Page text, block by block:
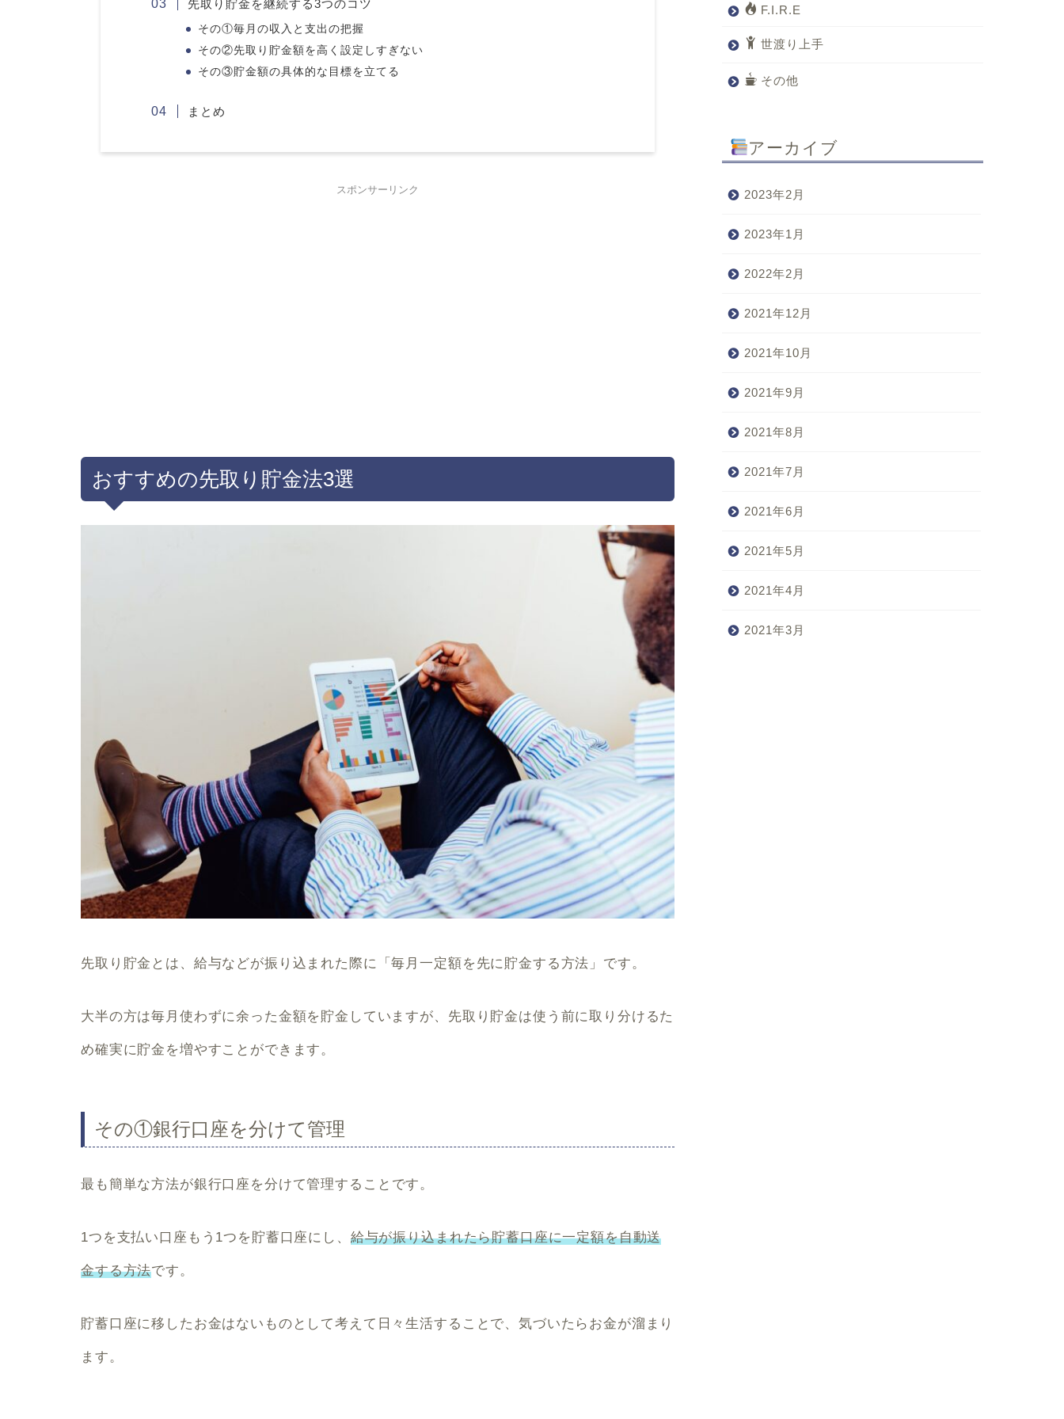
先取り貯金を継続する3つのコツ
その①毎月の収入と支出の把握
その②先取り貯金額を高く設定しすぎない
その③貯金額の具体的な目標を立てる
まとめ
スポンサーリンク
おすすめの先取り貯金法3選
先取り貯金とは、給与などが振り込まれた際に「毎月一定額を先に貯金する方法」です。
大半の方は毎月使わずに余った金額を貯金していますが、先取り貯金は使う前に取り分けるた
め確実に貯金を増やすことができます。
その①銀行口座を分けて管理
最も簡単な方法が銀行口座を分けて管理する ことです。
1つを支払い口座もう1つを貯蓄口座にし、 給与が振り込まれたら貯蓄口座に一定額を自動送
金する方法です。
貯蓄口座に移したお金はないものとして考えて日々生活することで、気づいたらお金が溜まり
ます。
F.I.R.E
世渡り上手
その他
アーカイブ
2023年2月
2023年1月
2022年2月
2021年12月
2021年10月
2021年9月
2021年8月
2021年7月
2021年6月
2021年5月
2021年4月
2021年3月